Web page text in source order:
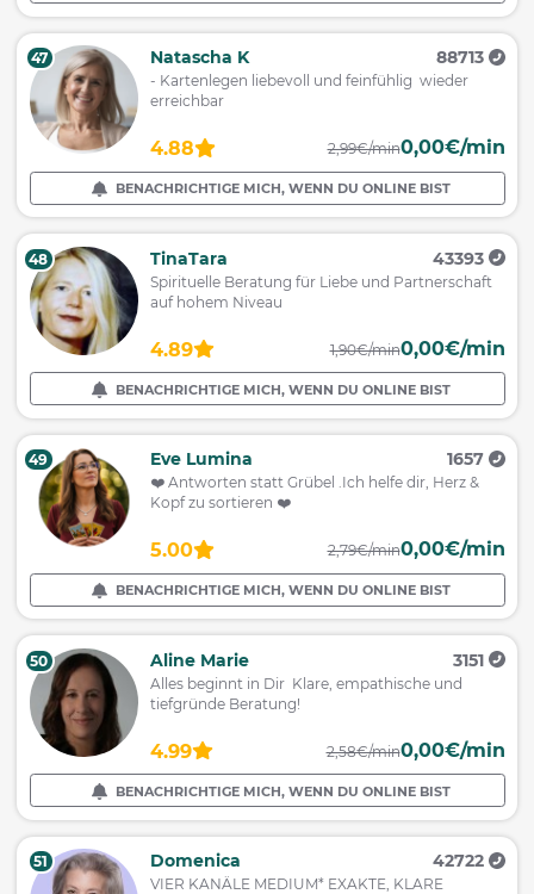
47 Natascha K 88713
- Kartenlegen liebevoll und feinfühlig wieder
erreichbar
4.88 2,99€/min0,00€/min
BENACHRICHTIGE MICH, WENN DU ONLINE BIST
48 TinaTara 43393
Spirituelle Beratung für Liebe und Partnerschaft
auf hohem Niveau
4.89 1,90€/min0,00€/min
BENACHRICHTIGE MICH, WENN DU ONLINE BIST
49 Eve Lumina 1657
❤️ Antworten statt Grübel .Ich helfe dir, Herz &
Kopf zu sortieren ❤️
5.00 2,79€/min0,00€/min
BENACHRICHTIGE MICH, WENN DU ONLINE BIST
50 Aline Marie 3151
Alles beginnt in Dir Klare, empathische und
tiefgründe Beratung!
4.99 2,58€/min0,00€/min
BENACHRICHTIGE MICH, WENN DU ONLINE BIST
51 Domenica 42722
VIER KANÄLE MEDIUM* EXAKTE, KLARE